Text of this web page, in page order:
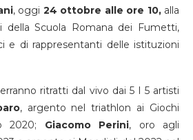
, oggi 24 ottobre alle ore 10,alla
della Scuola Romana dei Fumetti,
e di rappresentanti delle istituzioni
ritratti dal vivo dai 5 I 5 artisti
, argento nel triathlon ai Giochi
2020; Giacomo Perini, oro agli